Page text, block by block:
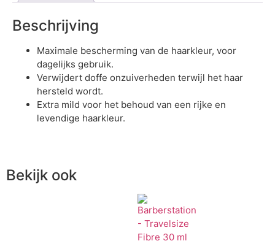
Beschrijving
Maximale bescherming van de haarkleur, voor
dagelijks gebruik.
Verwijdert doffe onzuiverheden terwijl het haar
hersteld wordt.
Extra mild voor het behoud van een rijke en
levendige haarkleur.
Bekijk ook